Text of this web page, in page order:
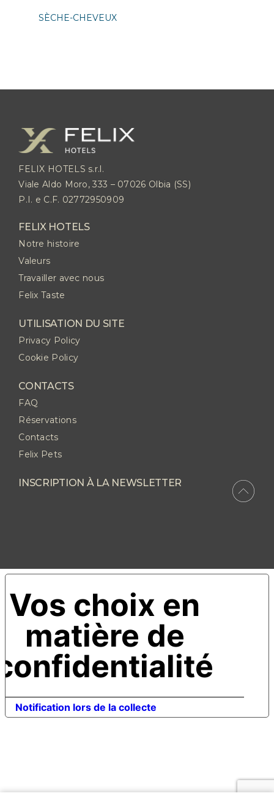
SÈCHE-CHEVEUX
FELIX HOTELS s.r.l.
Viale Aldo Moro, 333 – 07026 Olbia (SS)
P.I. e C.F. 02772950909
FELIX HOTELS
Notre histoire
Valeurs
Travailler avec nous
Felix Taste
UTILISATION DU SITE
Privacy Policy
Cookie Policy
CONTACTS
FAQ
Réservations
Contacts
Felix Pets
INSCRIPTION À LA NEWSLETTER
Notification lors de la collecte
Vos choix en
matière de